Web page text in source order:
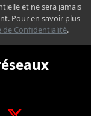
et ne sera jamais
Pour en savoir plus
de Confidentialité.